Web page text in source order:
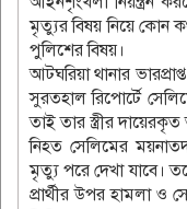
মৃত্যুর বিষয় নিয়ে কোন
পুলিশের বিষয়।
আটঘরিয়া থানার
সুরতহাল রিপোর্টে
তাই তার স্ত্রীর
নিহত সেলিমের
মৃত্যু পরে দেখা যাবে।
প্রার্থীর উপর হামলা ও